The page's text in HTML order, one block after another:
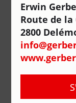
Erwin
Route de la
2800